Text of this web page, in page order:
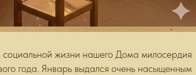
социальной жизни нашего Дома милосердия
года. Январь выдался очень насыщенным